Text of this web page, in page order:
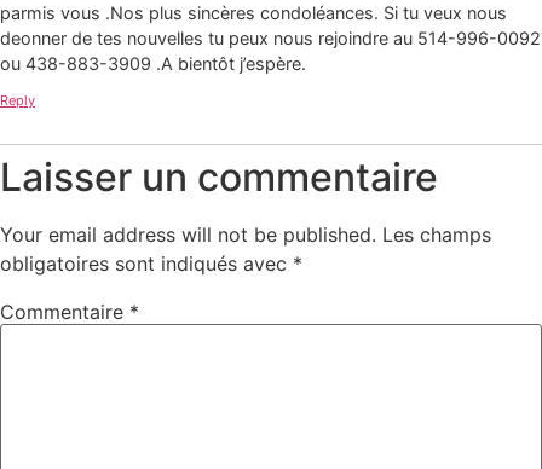
parmis vous .Nos plus sincères condoléances. Si tu veux nous
deonner de tes nouvelles tu peux nous rejoindre au 514-996-0092
ou 438-883-3909 .A bientôt j’espère.
Reply
Laisser un commentaire
Your email address will not be published. Les champs
obligatoires sont indiqués avec *
Commentaire *